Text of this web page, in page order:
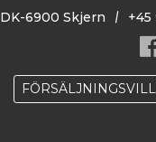
DK-6900 Skjern +45